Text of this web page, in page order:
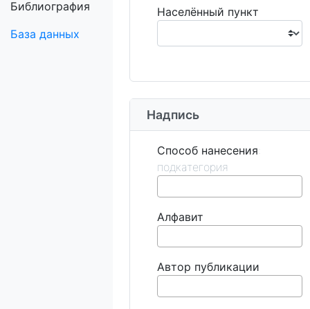
Библиография
База данных
Населённый пункт
Надпись
Способ нанесения
Алфавит
Автор публикации